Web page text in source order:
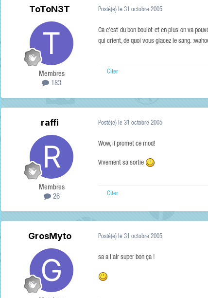
ToToN3T
Membres
183
Posté(e) le 31 octobre 2005
Ca c'est du bon boulot et en plus on va
qui crient, de quoi vous glacez le sang.
Citer
raffi
Membres
26
Posté(e) le 31 octobre 2005
Wow, il promet ce mod!
Vivement sa sortie
Citer
GrosMyto Posté(e) le 31 octobre 2005
sa a l'air super bon ça !